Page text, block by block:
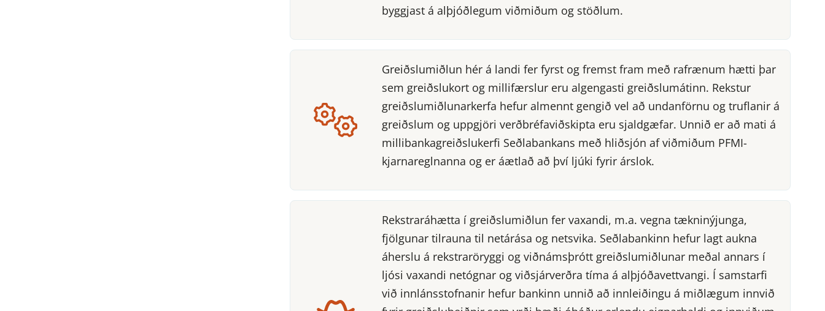
byggjast á alþjóðlegum viðmiðum og stöðlum.
Greiðslumiðlun hér á landi fer fyrst og fremst fram með rafrænum hætti þar
sem greiðslukort og millifærslur eru algengasti greiðslumátinn. Rekstur
greiðslumiðlunarkerfa hefur almennt gengið vel að undanförnu og truflanir á
greiðslum og uppgjöri verðbréfaviðskipta eru sjaldgæfar. Unnið er að mati á
millibankagreiðslukerfi Seðlabankans með hliðsjón af viðmiðum PFMI-
kjarnareglnanna og er áætlað að því ljúki fyrir árslok.
Rekstraráhætta í greiðslumiðlun fer vaxandi, m.a. vegna tækninýjunga,
fjölgunar tilrauna til netárása og netsvika. Seðlabankinn hefur lagt aukna
áherslu á rekstraröryggi og viðnámsþrótt greiðslumiðlunar meðal annars í
ljósi vaxandi netógnar og viðsjárverðra tíma á alþjóðavettvangi. Í samstarfi
við innlánsstofnanir hefur bankinn unnið að innleiðingu á miðlægum innvið